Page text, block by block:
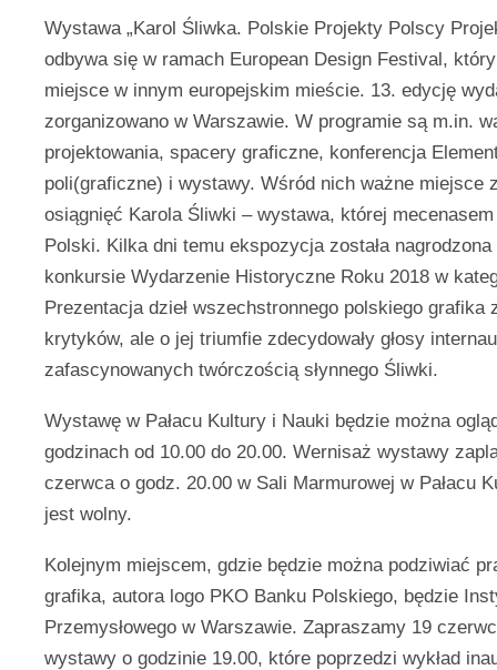
Wystawa „Karol Śliwka. Polskie Projekty Polscy
odbywa się w ramach European Design Festival,
miejsce w innym europejskim mieście. 13. edycję
zorganizowano w Warszawie. W programie są m.in.
projektowania, spacery graficzne, konferencja
poli(graficzne) i wystawy. Wśród nich ważne miejsce
osiągnięć Karola Śliwki – wystawa, której
Polski. Kilka dni temu ekspozycja została
konkursie Wydarzenie Historyczne Roku 2018 w
Prezentacja dzieł wszechstronnego polskiego grafika
krytyków, ale o jej triumfie zdecydowały głosy
zafascynowanych twórczością słynnego Śliwki.
Wystawę w Pałacu Kultury i Nauki będzie można
godzinach od 10.00 do 20.00. Wernisaż wystawy
czerwca o godz. 20.00 w Sali Marmurowej w Pałacu
jest wolny.
Kolejnym miejscem, gdzie będzie można podziwiać
grafika, autora logo PKO Banku Polskiego, będzie
Przemysłowego w Warszawie. Zapraszamy 19
wystawy o godzinie 19.00, które poprzedzi wykład